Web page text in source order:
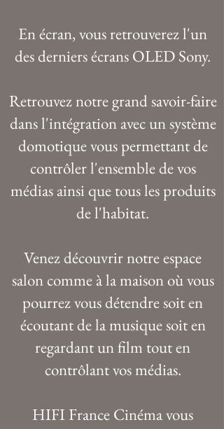
En écran, vous retrouverez l'un
des derniers écrans OLED Sony.
Retrouvez notre grand savoir-faire
dans l'intégration avec un système
domotique vous permettant de
contrôler l'ensemble de vos
médias ainsi que tous les produits
de l'habitat.
Venez découvrir notre espace
salon comme à la maison où vous
pourrez vous détendre soit en
écoutant de la musique soit en
regardant un film tout en
contrôlant vos médias.
HIFI France Cinéma vous